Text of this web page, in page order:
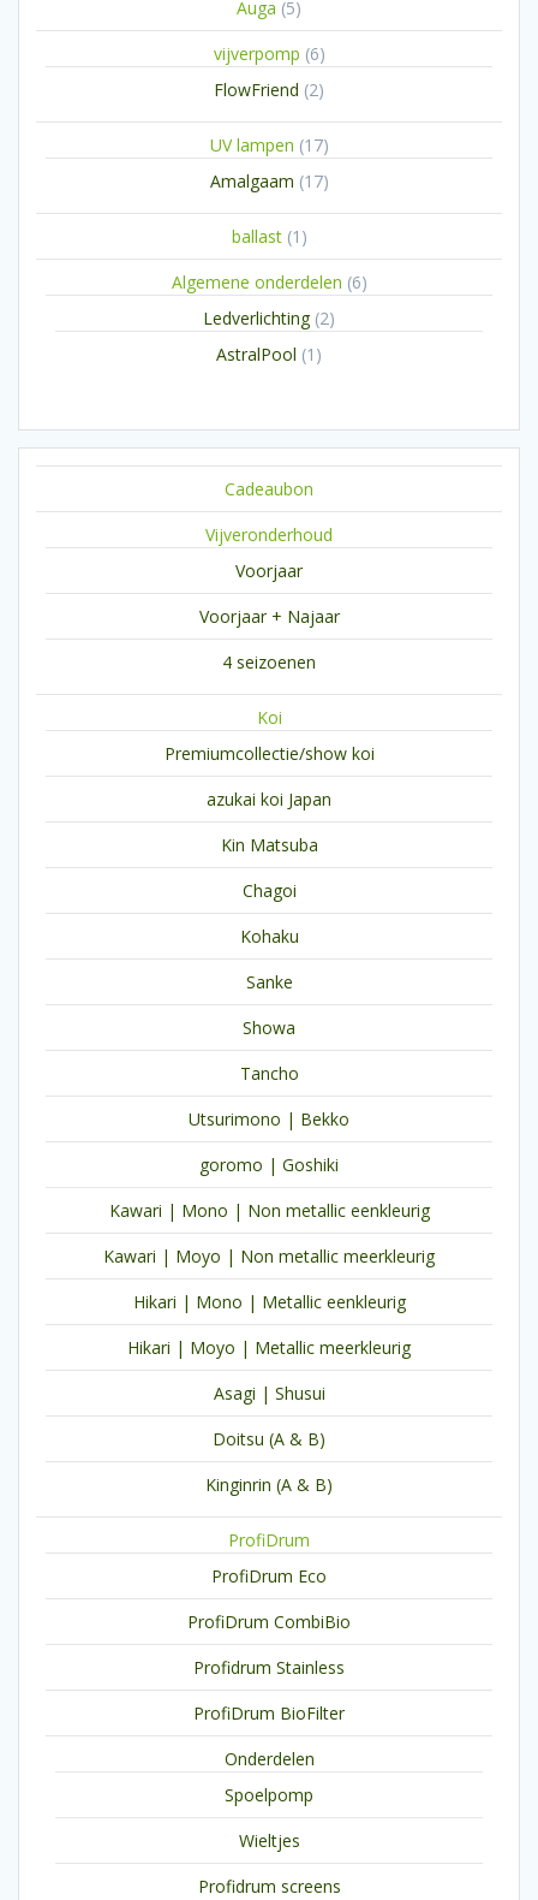
Auga 55
producten
vijverpomp 66
FlowFriend 22
UV lampen 1717
Amalgaam 1717
ballast 1 1
product
Algemene onderdelen 66
Ledverlichting 22
AstralPool 1 1
Cadeaubon
Vijveronderhoud
Voorjaar
Voorjaar + Najaar
4 seizoenen
Koi
Premiumcollectie/show koi
azukai koi Japan
Kin Matsuba
Chagoi
Kohaku
Sanke
Showa
Tancho
Utsurimono | Bekko
goromo | Goshiki
Kawari | Mono | Non metallic eenkleurig
Kawari | Moyo | Non metallic meerkleurig
Hikari | Mono | Metallic eenkleurig
Hikari | Moyo | Metallic meerkleurig
Asagi | Shusui
Doitsu (A & B)
Kinginrin (A & B)
ProfiDrum
ProfiDrum Eco
ProfiDrum CombiBio
Profidrum Stainless
ProfiDrum BioFilter
Onderdelen
Spoelpomp
Wieltjes
Profidrum screens